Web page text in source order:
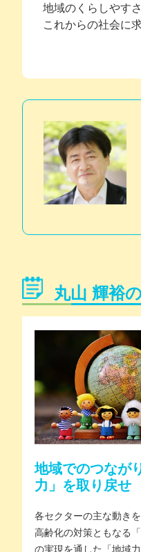
地域のくらしやす
これからの社会に
丸山 輝裕
地域でのつなが
力」を取り戻せ
各セクターの主な動き
高齢化の対策ともなる「
の実現を通した「地域